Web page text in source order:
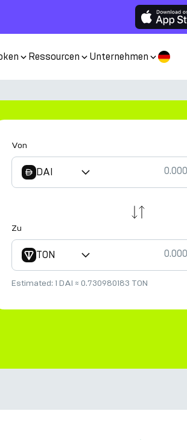
Ressourcen Unternehmen
Von
DAI
Zu
TON
Estimated: 1 DAI ≈ 0.730980183 TON